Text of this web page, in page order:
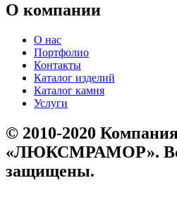
О компании
О нас
Портфолио
Контакты
Каталог изделий
Каталог камня
Услуги
© 2010-2020
«ЛЮКСМРАМОР».
защищены.